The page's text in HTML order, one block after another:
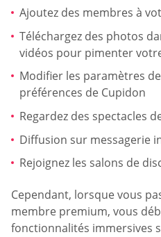
Ajoutez des membres à
Téléchargez des photos
vidéos pour pimenter
Modifier les paramètres
préférences de Cupidon
Regardez des spectacles
Diffusion sur messagerie
Rejoignez les salons de
Cependant, lorsque vous
membre premium, vous
fonctionnalités immersives